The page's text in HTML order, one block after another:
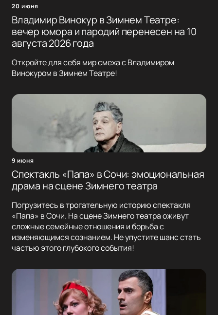
20 июня
Владимир Винокур в Зимнем Театре:
вечер юмора и пародий перенесен на 10
августа 2026 года
Откройте для себя мир смеха с Владимиром
Винокуром в Зимнем Театре!
9 июня
Спектакль «Папа» в Сочи: эмоциональная
драма на сцене Зимнего театра
Погрузитесь в трогательную историю спектакля
«Папа» в Сочи. На сцене Зимнего театра оживут
сложные семейные отношения и борьба с
изменяющимся сознанием. Не упустите шанс стать
частью этого глубокого события!